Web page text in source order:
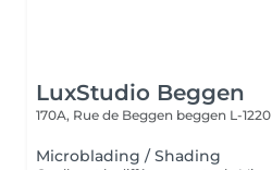
LuxStudio Beggen
170A, Rue de Beggen beggen L-1220
Microblading / Shading